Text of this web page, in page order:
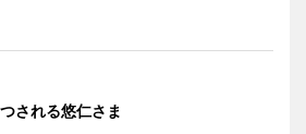
される悠仁さま